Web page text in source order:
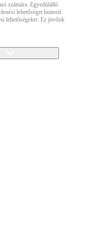
számára. Egyedülálló
lehetőséget biztosít.
lehetőségeket. Ez jövőnk